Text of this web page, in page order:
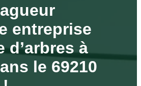
entreprise
d’arbres à
le 69210